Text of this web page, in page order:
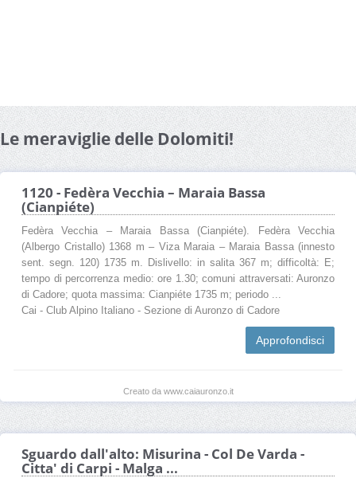
Le meraviglie delle Dolomiti!
1120 - Fedèra Vecchia – Maraia Bassa
(Cianpiéte)
Fedèra Vecchia – Maraia Bassa (Cianpiéte). Fedèra Vecchia
(Albergo Cristallo) 1368 m – Viza Maraia – Maraia Bassa (innesto
sent. segn. 120) 1735 m. Dislivello: in salita 367 m; difficoltà: E;
tempo di percorrenza medio: ore 1.30; comuni attraversati: Auronzo
di Cadore; quota massima: Cianpiéte 1735 m; periodo ...
Cai - Club Alpino Italiano - Sezione di Auronzo di Cadore
Approfondisci
Creato da www.caiauronzo.it
Sguardo dall'alto: Misurina - Col De Varda -
Citta' di Carpi - Malga ...